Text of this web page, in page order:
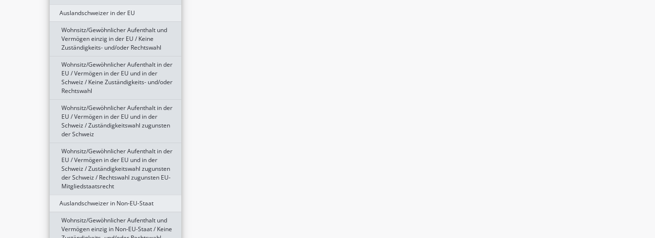
Auslandschweizer in der EU
Wohnsitz/Gewöhnlicher Aufenthalt und
Vermögen einzig in der EU / Keine
Zuständigkeits- und/oder Rechtswahl
Wohnsitz/Gewöhnlicher Aufenthalt in der
EU / Vermögen in der EU und in der
Schweiz / Keine Zuständigkeits- und/oder
Rechtswahl
Wohnsitz/Gewöhnlicher Aufenthalt in der
EU / Vermögen in der EU und in der
Schweiz / Zuständigkeitswahl zugunsten
der Schweiz
Wohnsitz/Gewöhnlicher Aufenthalt in der
EU / Vermögen in der EU und in der
Schweiz / Zuständigkeitswahl zugunsten
der Schweiz / Rechtswahl zugunsten EU-
Mitgliedstaatsrecht
Auslandschweizer in Non-EU-Staat
Wohnsitz/Gewöhnlicher Aufenthalt und
Vermögen einzig in Non-EU-Staat / Keine